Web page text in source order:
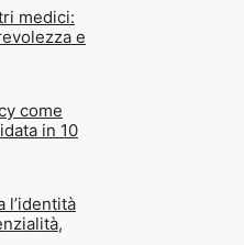
medici:
e
come
in 10
l’identità